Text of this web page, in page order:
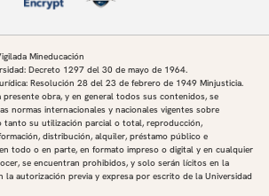
Mineducación
Decreto 1297 del 30 de mayo de 1964.
Resolución 28 del 23 de febrero de 1949 Minjusticia.
presente obra, y en general todos sus contenidos, se
normas internacionales y nacionales vigentes sobre
su utilización parcial o total, reproducción,
distribución, alquiler, préstamo público e
todo o en parte, en formato impreso o digital y en cualquier
se encuentran prohibidos, y solo serán lícitos en la
la autorización previa y expresa por escrito de la Universidad